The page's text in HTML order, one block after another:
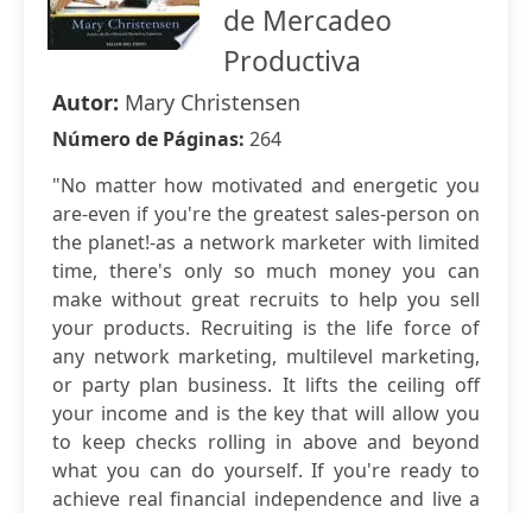
de Mercadeo
Productiva
Autor: Mary Christensen
Número de Páginas: 264
"No matter how motivated and energetic you
are-even if you're the greatest sales-person on
the planet!-as a network marketer with limited
time, there's only so much money you can
make without great recruits to help you sell
your products. Recruiting is the life force of
any network marketing, multilevel marketing,
or party plan business. It lifts the ceiling off
your income and is the key that will allow you
to keep checks rolling in above and beyond
what you can do yourself. If you're ready to
achieve real financial independence and live a